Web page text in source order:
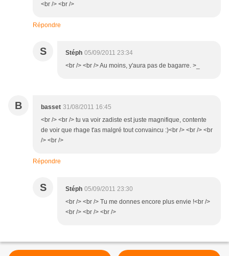
<br /> <br />
Répondre
S Stéph 05/09/2011 23:34
<br /> <br /> Au moins, y'aura pas de bagarre. >_
B basset 31/08/2011 16:45
<br /> <br /> tu va voir zadiste est juste magnifique, contente
de voir que rhage t'as malgré tout convaincu :)<br /> <br /> <br
/> <br />
Répondre
S Stéph 05/09/2011 23:30
<br /> <br /> Tu me donnes encore plus envie !<br />
<br /> <br /> <br />